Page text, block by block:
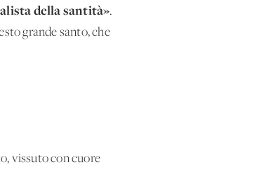
della santità».
grande santo, che
vissuto con cuore